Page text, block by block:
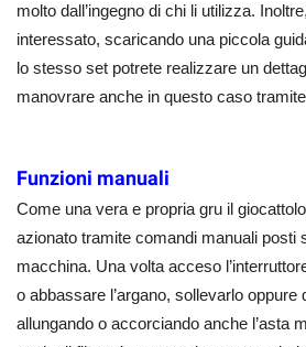
molto dall’ingegno di chi li utilizza.
interessato, scaricando una piccola
lo stesso set potrete realizzare un
manovrare anche in questo caso
Funzioni manuali
Come una vera e propria gru il
azionato tramite comandi manuali posti
macchina. Una volta acceso
o abbassare l’argano, sollevarlo oppure
allungando o accorciando anche l’asta